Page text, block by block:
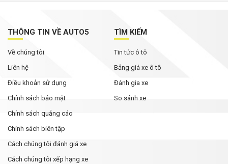
THÔNG TIN VỀ AUTO5
Về chúng tôi
Liên hệ
Điều khoản sử dụng
Chính sách bảo mật
Chính sách quảng cáo
Chính sách biên tập
Cách chúng tôi đánh giá xe
Cách chúng tôi xếp hạng xe
TÌM KIẾM
Tin tức ô tô
Bảng giá xe ô tô
Đánh gia xe
So sánh xe